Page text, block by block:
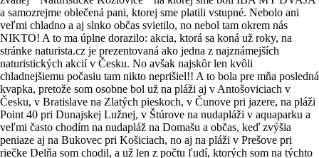
a samozrejme oblečená pani, ktorej sme platili vstupné. Nebolo ani
veľmi chladno a aj slnko občas svietilo, no nebol tam okrem nás
NIKTO! A to ma úplne dorazilo: akcia, ktorá sa koná už roky, na
stránke naturista.cz je prezentovaná ako jedna z najznámejších
naturistických akcií v Česku. No avšak najskôr len kvôli
chladnejšiemu počasiu tam nikto neprišiel!! A to bola pre mňa posledná
kvapka, pretože som osobne bol už na pláži aj v Antošoviciach v
Česku, v Bratislave na Zlatých pieskoch, v Čunove pri jazere, na pláži
Point 40 pri Dunajskej Lužnej, v Štúrove na nudapláži v aquaparku a
veľmi často chodím na nudapláž na Domašu a občas, keď zvýšia
peniaze aj na Bukovec pri Košiciach, no aj na pláži v Prešove pri
riečke Delňa som chodil, a už len z počtu ľudí, ktorých som na týchto